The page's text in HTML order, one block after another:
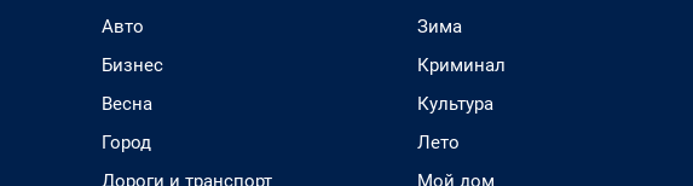
Авто
Бизнес
Весна
Город
Дороги и транспорт
Зима
Криминал
Культура
Лето
Мой дом